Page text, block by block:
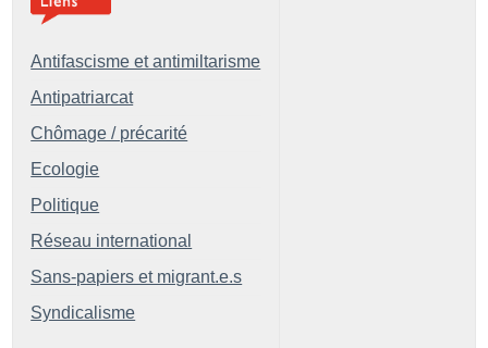
Antifascisme et antimiltarisme
Antipatriarcat
Chômage / précarité
Ecologie
Politique
Réseau international
Sans-papiers et migrant.e.s
Syndicalisme